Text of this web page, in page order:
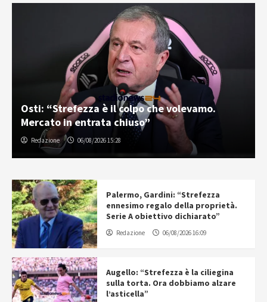
Osti: “Strefezza è il colpo che volevamo.
Mercato in entrata chiuso”
Redazione 06/08/2026 15:28
Palermo, Gardini: “Strefezza
ennesimo regalo della proprietà.
Serie A obiettivo dichiarato”
Redazione 06/08/2026 16:09
Augello: “Strefezza è la ciliegina
sulla torta. Ora dobbiamo alzare
l’asticella”